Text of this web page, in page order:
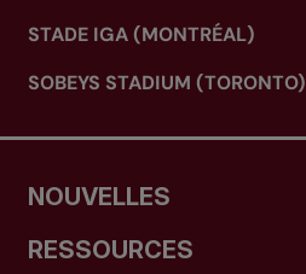
STADE IGA (MONTRÉAL)
SOBEYS STADIUM (TORONTO)
NOUVELLES
RESSOURCES